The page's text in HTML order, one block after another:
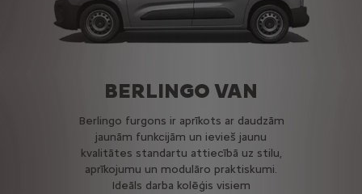
BERLINGO VAN
Berlingo furgons ir aprīkots ar daudzām
jaunām funkcijām un ievieš jaunu
kvalitātes standartu attiecībā uz stilu,
aprīkojumu un modulāro praktiskumi.
Ideāls darba kolēģis visiem